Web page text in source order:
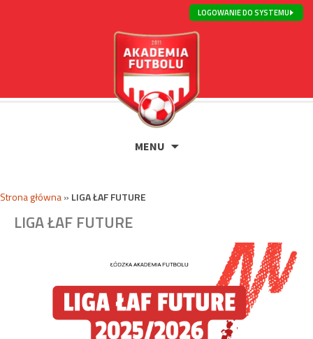
LOGOWANIE DO SYSTEMU
MENU
Strona główna» LIGA ŁAF FUTURE
LIGA ŁAF FUTURE